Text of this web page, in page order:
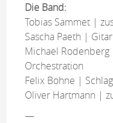
Die Band:
Tobias Sammet |
Sascha Paeth |
Michael
Orchestration
Felix Bohne |
Oliver Hartmann |
—